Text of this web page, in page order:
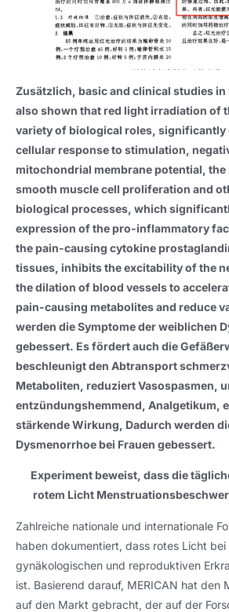
Zusätzlich, basic and clinical studies
also shown that red light irradiation of
variety of biological roles, significantly
cellular response to stimulation,
mitochondrial membrane potential, the
smooth muscle cell proliferation and
biological processes, which
expression of the pro-inflammatory
the pain-causing cytokine
tissues, inhibits the excitability of the
the dilation of blood vessels to
pain-causing metabolites and reduce
werden die Symptome der weiblichen
gebessert. Es fördert auch die
beschleunigt den Abtransport
Metaboliten, reduziert Vasospasmen,
entzündungshemmend, Analgetikum,
stärkende Wirkung, Dadurch werden
Dysmenorrhoe bei Frauen gebessert.
Experiment beweist, dass die
rotem Licht
Zahlreiche nationale und internationale
haben dokumentiert, dass rotes Licht
gynäkologischen und reproduktiven
ist. Basierend darauf, MERICAN hat den
auf den Markt gebracht, der auf der